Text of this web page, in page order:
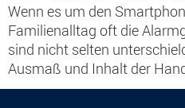
Wenn es um den
Familienalltag oft die
sind nicht selten
Ausmaß und Inhalt der